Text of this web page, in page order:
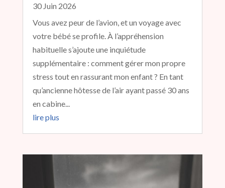
30 Juin 2026
Vous avez peur de l’avion, et un voyage avec
votre bébé se profile. À l’appréhension
habituelle s’ajoute une inquiétude
supplémentaire : comment gérer mon propre
stress tout en rassurant mon enfant ? En tant
qu’ancienne hôtesse de l’air ayant passé 30 ans
en cabine...
lire plus